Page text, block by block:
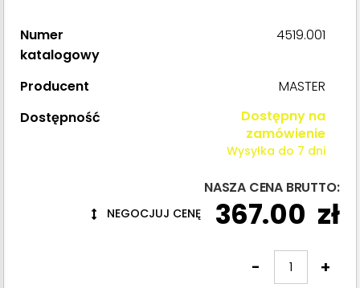
Numer
katalogowy
4519.001
Producent
MASTER
Dostępność
Dostępny na
zamówienie
Wysyłka do 7 dni
NASZA CENA BRUTTO:
NEGOCJUJ CENĘ 367.00 zł
Ilość:
- +